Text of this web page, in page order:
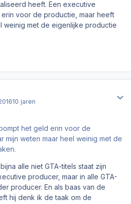
heeft. Een executive
voor de productie, maar heeft
weinig met de eigenlijke productie
10 jaren
het geld erin voor de
mijn weten maar heel weinig met de
alle niet GTA-titels staat zijn
producer, maar in alle GTA-
producer. En als baas van de
hij denk ik de taak om de